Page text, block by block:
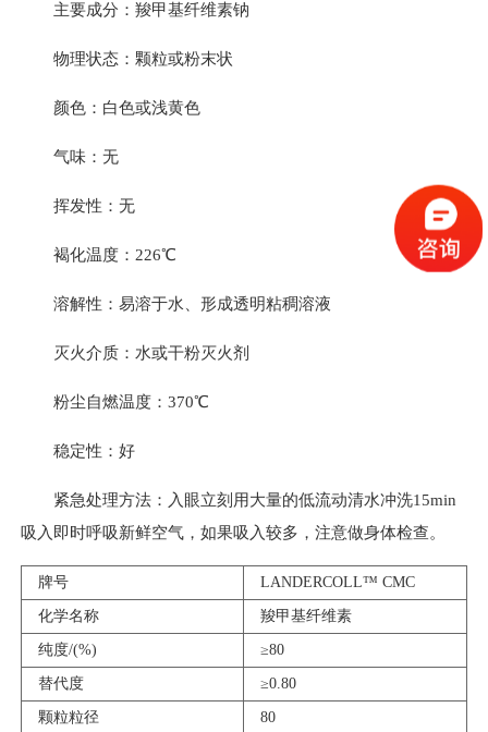
主要成分：羧甲基纤维素钠
物理状态：颗粒或粉末状
颜色：白色或浅黄色
气味：无
挥发性：无
褐化温度：226℃
溶解性：易溶于水、形成透明粘稠溶液
灭火介质：水或干粉灭火剂
粉尘自燃温度：370℃
稳定性：好
紧急处理方法：入眼立刻用大量的低流动清水冲洗15min
吸入即时呼吸新鲜空气，如果吸入较多，注意做身体检查。
牌号 LANDERCOLL™ CMC
化学名称 羧甲基纤维素
纯度/(%) ≥80
替代度 ≥0.80
颗粒粒径 80